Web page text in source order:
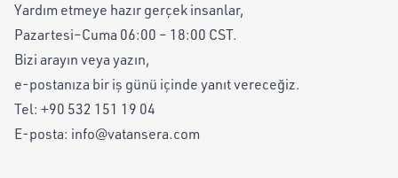
Yardım etmeye hazır gerçek insanlar,
Pazartesi–Cuma 06:00 – 18:00 CST.
Bizi arayın veya yazın,
e-postanıza bir iş günü içinde yanıt vereceğiz.
Tel: +90 532 151 19 04
E-posta: info@vatansera.com